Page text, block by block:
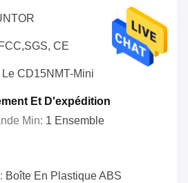
CE
Le CD15NMT-Mini
Et D'expédition
Min: 1 Ensemble
Boîte En Plastique ABS